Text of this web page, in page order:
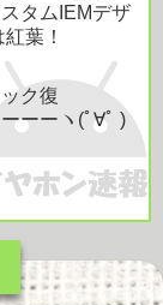
タムIEMデザ
葉！
ク復
ーーヽ(ﾟ∀ﾟ )